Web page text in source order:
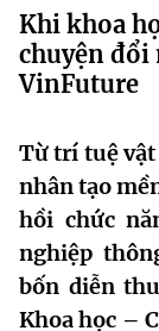
Danh mục
Trang chủ
Chức năng
Cơ cấu tổ
Lịch sử phát
Tin tức sự kiện
Khoa học và
Đổi mới
Dịch vụ công
Hệ thống văn
Khi khoa
chuyện
VinFuture
Từ trí tuệ
nhân tạo
hồi chức
nghiệp
bốn diễn
Khoa học –